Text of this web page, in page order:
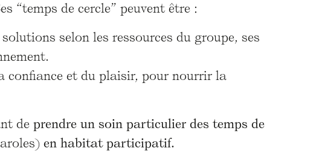
“temps de cercle” peuvent être :
selon les ressources du groupe, ses
confiance et du plaisir, pour nourrir la
de prendre un soin particulier des temps de
en habitat participatif.